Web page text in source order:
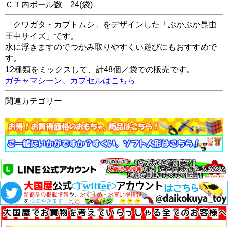
ＣＴ内ボール数 24(袋)
「クワガタ・カブトムシ」をデザインした「ぷかぷか昆虫
王中サイズ」です。
水に浮きますのでつかみ取りやすくい遊びにもおすすめで
す。
12種類をミックスして、計48個／袋での販売です。
ガチャマシーン、カプセルはこちら
関連カテゴリー